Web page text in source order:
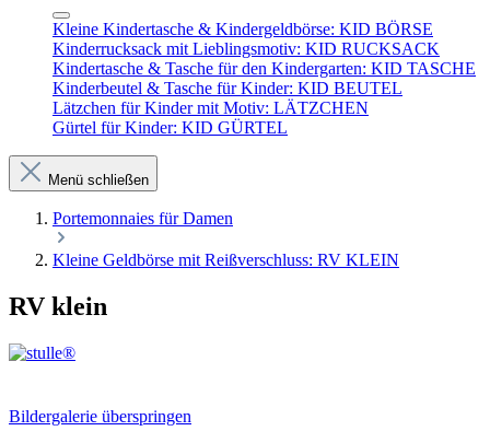
Kleine Kindertasche & Kindergeldbörse: KID BÖRSE
Kinderrucksack mit Lieblingsmotiv: KID RUCKSACK
Kindertasche & Tasche für den Kindergarten: KID TASCHE
Kinderbeutel & Tasche für Kinder: KID BEUTEL
Lätzchen für Kinder mit Motiv: LÄTZCHEN
Gürtel für Kinder: KID GÜRTEL
Menü schließen
Portemonnaies für Damen
Kleine Geldbörse mit Reißverschluss: RV KLEIN
RV klein
Bildergalerie überspringen